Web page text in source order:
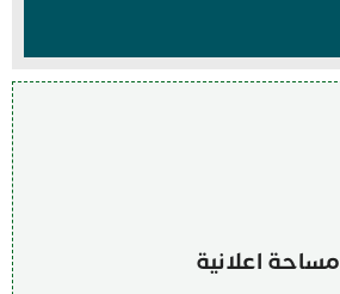
مساحة اعلانية